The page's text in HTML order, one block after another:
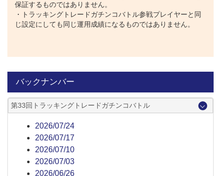
保証するものではありません。
・トラッキングトレードガチンコバトル参戦プレイヤーと同
じ設定にしても同じ運用成績になるものではありません。
バックナンバー
第33回トラッキングトレードガチンコバトル
2026/07/24
2026/07/17
2026/07/10
2026/07/03
2026/06/26